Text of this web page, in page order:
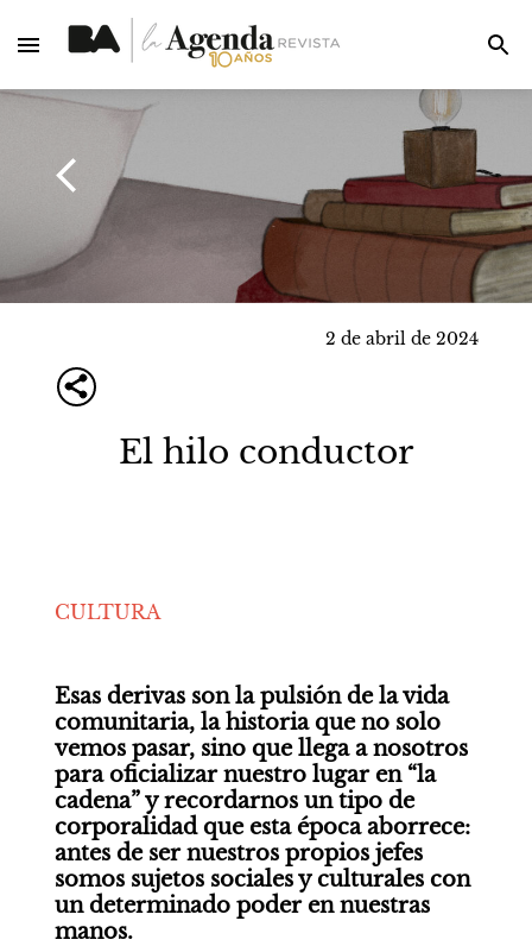
2 de abril de 2024
El hilo conductor
CULTURA
Esas derivas son la pulsión de la vida
comunitaria, la historia que no solo
vemos pasar, sino que llega a nosotros
para oficializar nuestro lugar en “la
cadena” y recordarnos un tipo de
corporalidad que esta época aborrece:
antes de ser nuestros propios jefes
somos sujetos sociales y culturales con
un determinado poder en nuestras
manos.